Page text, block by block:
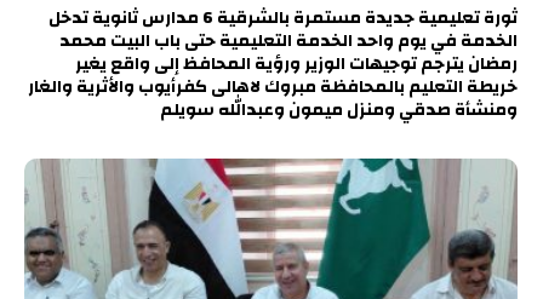
ثورة تعليمية جديدة مستمرة بالشرقية 6 مدارس ثانوية تدخل
الخدمة في يوم واحد الخدمة التعليمية حتى باب البيت محمد
رمضان يترجم توجيهات الوزير ورؤية المحافظ إلى واقع يغير
خريطة التعليم بالمحافظة مبروك لاهالى كفرأيوب والأثرية والغار
ومنشأة صدقي ومنزل ميمون وعبدالله سويلم